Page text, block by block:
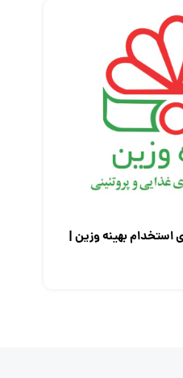
بهینه وزین |